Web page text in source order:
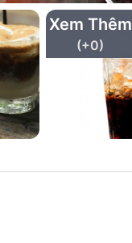
Xem Thêm
(+0)